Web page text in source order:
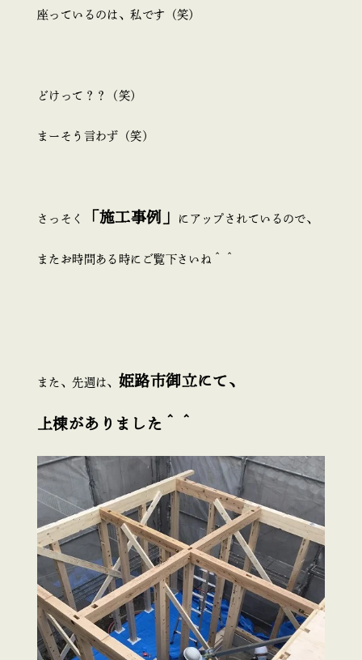
座っているのは、私です（笑）
どけって？？（笑）
まーそう言わず（笑）
さっそく 「施工事例」 にアップされているので、
またお時間ある時にご覧下さいね＾＾
また、先週は、 姫路市御立にて、
上棟がありました＾＾